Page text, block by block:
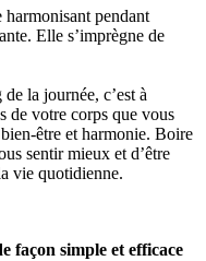
harmonisant pendant
Elle s’imprègne de
la journée, c’est à
de votre corps que vous
être et harmonie. Boire
sentir mieux et d’être
vie quotidienne.
façon simple et efficace